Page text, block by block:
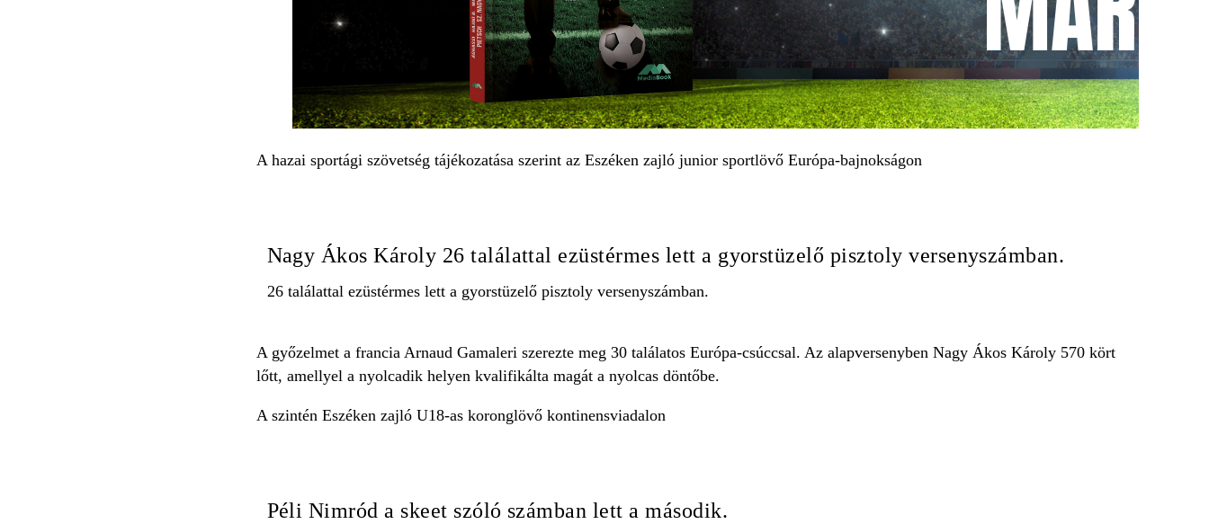
A hazai sportági szövetség tájékozatása szerint az Eszéken zajló junior sportlövő Európa-bajnokságon
Nagy Ákos Károly 26 találattal ezüstérmes lett a gyorstüzelő pisztoly versenyszámban.
26 találattal ezüstérmes lett a gyorstüzelő pisztoly versenyszámban.
A győzelmet a francia Arnaud Gamaleri szerezte meg 30 találatos Európa-csúccsal. Az alapversenyben Nagy Ákos Károly 570 kört
lőtt, amellyel a nyolcadik helyen kvalifikálta magát a nyolcas döntőbe.
A szintén Eszéken zajló U18-as koronglövő kontinensviadalon
Péli Nimród a skeet szóló számban lett a második.